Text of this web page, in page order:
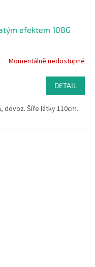
efektem 108G
Momentálně nedostupné
DETAIL
dovoz. Šíře látky 110cm.